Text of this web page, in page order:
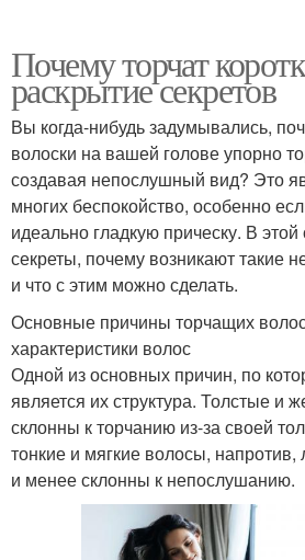
Почему торчат
раскрытие секретов
Вы когда-нибудь задумывались,
волоски на вашей голове упорно
создавая непослушный вид? Это
многих беспокойство, особенно
идеально гладкую прическу. В
секреты, почему возникают такие
и что с этим можно сделать.
Основные причины торчащих
характеристики волос
Одной из основных причин, по
является их структура. Толстые и
склонны к торчанию из-за своей
тонкие и мягкие волосы, напротив,
и менее склонны к непослушанию.